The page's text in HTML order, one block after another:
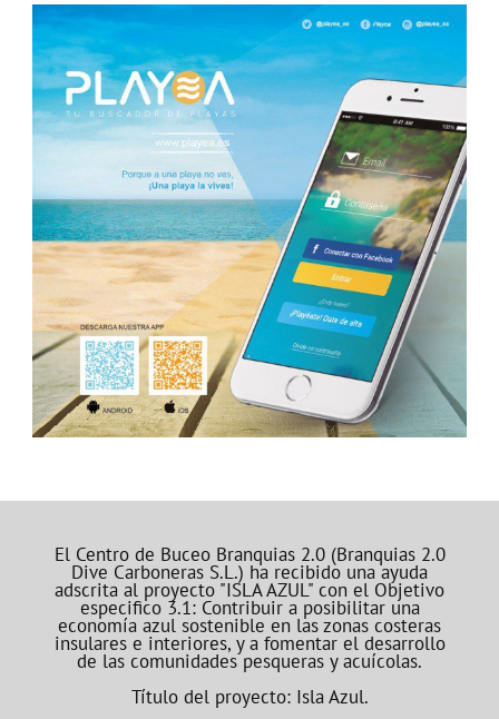
El Centro de Buceo Branquias 2.0 (Branquias 2.0
Dive Carboneras S.L.) ha recibido una ayuda
adscrita al proyecto "ISLA AZUL" con el Objetivo
especifico 3.1: Contribuir a posibilitar una
economía azul sostenible en las zonas costeras
insulares e interiores, y a fomentar el desarrollo
de las comunidades pesqueras y acuícolas.
Título del proyecto: Isla Azul.